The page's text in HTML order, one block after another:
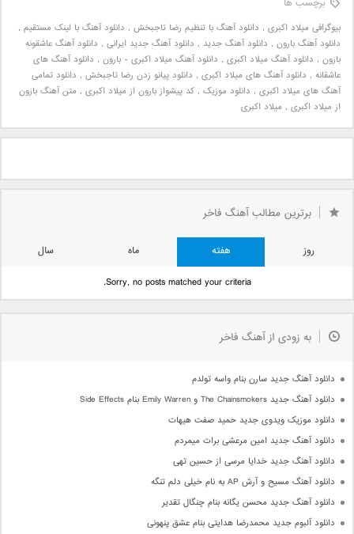
برچسب ها
بیوگرافی میلاد اکبری , دانلود آهنگ با تنظیم رضا تاجبخش , دانلود آهنگ با لینک مستقیم ,
دانلود آهنگ بارون , دانلود آهنگ جدید , دانلود آهنگ جدید ایرانی , دانلود آهنگ عاشقونه
بارون , دانلود آهنگ میلاد اکبری , دانلود آهنگ میلاد اکبری - بارون , دانلود آهنگ های
عاشقانه , دانلود آهنگ های میلاد اکبری , دانلود پیانو زدن رضا تاجبخش , دانلود تمامی
آهنگ های میلاد اکبری , دانلود موزیک , کد پیشواز بارون از میلاد اکبری , متن آهنگ بارون
از میلاد اکبری , میلاد اکبری
برترین مطالب آهنگ فاخر
روز هفته ماه
سال
Sorry, no posts matched your criteria.
به زودی از آهنگ فاخر
دانلود آهنگ جدید سارن بنام واسه تولدم
دانلود آهنگ جدید The Chainsmokers و Emily Warren بنام Side Effects
دانلود موزیک ویدوی جدید حمید صفت هیهات
دانلود آهنگ جدید امین مرعشی برات میمردم
دانلود آهنگ جدید خدایا مرسی از حسین تهی
دانلود آهنگ مسیح و آرش AP به نام خیلی دلم تنگه
دانلود آهنگ جدید محسن یگانه بنام چنگال تقدیر
دانلود آلبوم جدید محمدرضا هدایتی بنام عشق پنهونی